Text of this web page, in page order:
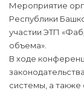
Мероприятие
Республики
участии ЭТП
объема».
В ходе
системы, а